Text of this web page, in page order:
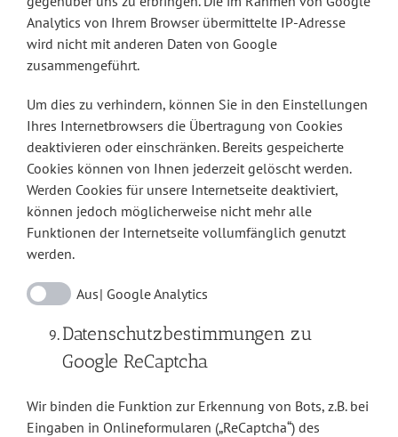
Analytics von Ihrem Browser übermittelte IP-Adresse
wird nicht mit anderen Daten von Google
zusammengeführt.
Um dies zu verhindern, können Sie in den Einstellungen
Ihres Internetbrowsers die Übertragung von Cookies
deaktivieren oder einschränken. Bereits gespeicherte
Cookies können von Ihnen jederzeit gelöscht werden.
Werden Cookies für unsere Internetseite deaktiviert,
können jedoch möglicherweise nicht mehr alle
Funktionen der Internetseite vollumfänglich genutzt
werden.
Google Analytics
Datenschutzbestimmungen zu
Google ReCaptcha
Wir binden die Funktion zur Erkennung von Bots, z.B. bei
Eingaben in Onlineformularen („ReCaptcha“) des